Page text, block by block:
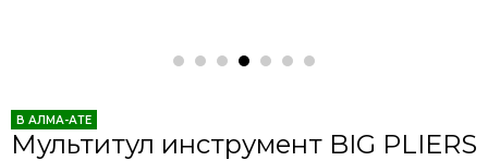
В АЛМА-АТЕ
Мультитул инструмент BIG PLIERS